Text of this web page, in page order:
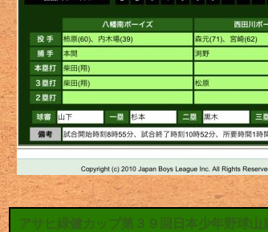
アサヒ緑健カップ第３９回日本少年野球